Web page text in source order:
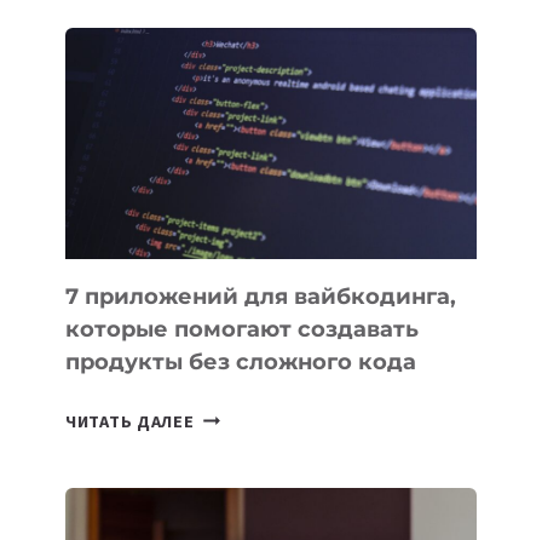
ПОЛЕЗНЫХ
ИНСТРУМЕНТОВ
ДЛЯ
РАБОТЫ
7 приложений для вайбкодинга,
которые помогают создавать
продукты без сложного кода
ЧИТАТЬ ДАЛЕЕ 7